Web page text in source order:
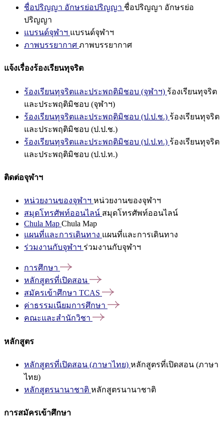
ชื่อปริญญา อักษรย่อปริญญา ชื่อปริญญา อักษรย่อ
ปริญญา
แบรนด์จุฬาฯ แบรนด์จุฬาฯ
ภาพบรรยากาศ ภาพบรรยากาศ
แจ้งเรื่องร้องเรียนทุจริต
ร้องเรียนทุจริตและประพฤติมิชอบ (จุฬาฯ) ร้องเรียนทุจริต
และประพฤติมิชอบ (จุฬาฯ)
ร้องเรียนทุจริตและประพฤติมิชอบ (ป.ป.ช.) ร้องเรียนทุจริต
และประพฤติมิชอบ (ป.ป.ช.)
ร้องเรียนทุจริตและประพฤติมิชอบ (ป.ป.ท.) ร้องเรียนทุจริต
และประพฤติมิชอบ (ป.ป.ท.)
ติดต่อจุฬาฯ
หน่วยงานของจุฬาฯ หน่วยงานของจุฬาฯ
สมุดโทรศัพท์ออนไลน์ สมุดโทรศัพท์ออนไลน์
Chula Map Chula Map
แผนที่และการเดินทาง แผนที่และการเดินทาง
ร่วมงานกับจุฬาฯ ร่วมงานกับจุฬาฯ
การศึกษา
หลักสูตรที่เปิดสอน
สมัครเข้าศึกษา TCAS
ค่าธรรมเนียมการศึกษา
คณะและสำนักวิชา
หลักสูตร
หลักสูตรที่เปิดสอน (ภาษาไทย) หลักสูตรที่เปิดสอน (ภาษา
ไทย)
หลักสูตรนานาชาติ หลักสูตรนานาชาติ
การสมัครเข้าศึกษา